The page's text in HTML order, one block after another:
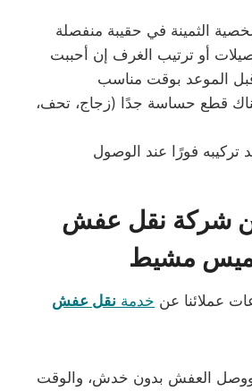
الثمينة في حقيبة منفصلة
أو ترتيب الغرف إن أحببت
الموعد بوقت مناسب
قطع حساسة جدًا (زجاج، تحف،
تركيبه فورًا عند الوصول
شركة نقل عفش
مشيط
عملائنا عن خدمة نقل عفش
ووصل العفش بدون خدش، والوقت